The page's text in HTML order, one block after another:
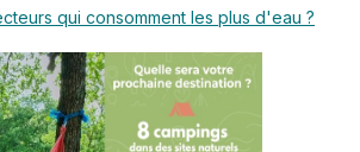
qui consomment les plus d'eau ?